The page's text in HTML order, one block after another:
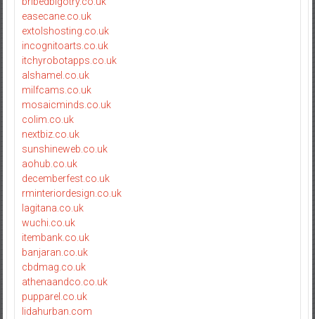
easecane.co.uk
extolshosting.co.uk
incognitoarts.co.uk
itchyrobotapps.co.uk
alshamel.co.uk
milfcams.co.uk
mosaicminds.co.uk
colim.co.uk
nextbiz.co.uk
sunshineweb.co.uk
aohub.co.uk
decemberfest.co.uk
rminteriordesign.co.uk
lagitana.co.uk
wuchi.co.uk
itembank.co.uk
banjaran.co.uk
cbdmag.co.uk
athenaandco.co.uk
pupparel.co.uk
lidahurban.com